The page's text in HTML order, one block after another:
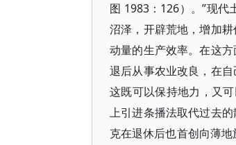
图 1983：126）。”现
沼泽，开辟荒地，增加
动量的生产效率。在这
退后从事农业改良，在
这既可以保持地力，又
上引进条播法取代过去
克在退休后也首创向薄